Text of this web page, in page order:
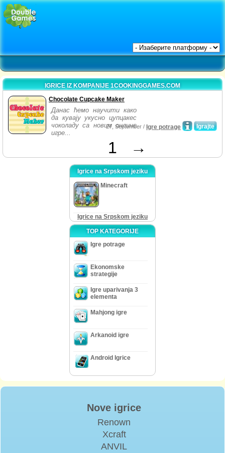
IGRICE IZ KOMPANIJE 1COOKINGGAMES.COM
Chocolate Cupcake Maker
Данас ћемо научити како
да кувају укусно цупцакес
чоколаду са новим онлине
игре...
Igrajte
27, September / Igre potrage
1 →
Igrice na Srpskom jeziku
Minecraft
Igrice na Srpskom jeziku
TOP KATEGORIJE
Igre potrage
Ekonomske
strategije
Igre uparivanja 3
elementa
Mahjong igre
Arkanoid igre
Android Igrice
Nove igrice
Renown
Xcraft
ANVIL